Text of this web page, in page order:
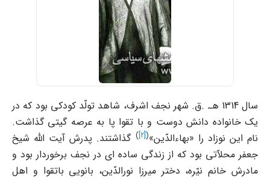
سال 1314 هـ .ق. شهر نجف اشرف، شاهد تولّد کودکى بود که در
یک خانواده دانش دوست و با تقوا پا به عرصه گیتى گذاشت.
نام این نوزاد را «بهاءالدّین»(
[2]
) گذاشتند. پدرش آیت الله شیخ
جعفر محلاّتى بود که از زندگى ساده اى در نجف برخوردار بود و
مادرش خانم نیّره، دختر میرزا نورالدّین، بانویى باتقوا و اهل